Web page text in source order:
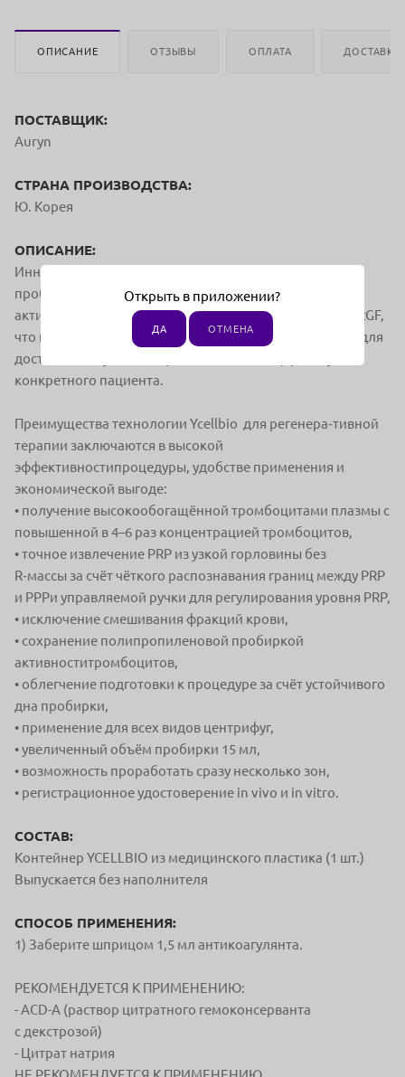
ОПИСАНИЕ ОТЗЫВЫ ОПЛАТА ДОСТАВКА
ПОСТАВЩИК:
Auryn
СТРАНА ПРОИЗВОДСТВА:
Ю. Корея
ОПИСАНИЕ:
Инновационная методика Ycellbio позволяет в одной
пробирке получить сразу несколько
активных
компонентов: PPP, PRP, Buffy Coat, LPRP и PRGF,
что позволяет подобрать соотношение компонентов
для
достижения нужного терапевтического эффекта у
конкретного пациента.
Преимущества технологии Ycellbio для регенера‑тивной
терапии заключаются в высокой
эффективностипроцедуры, удобстве применения и
экономической выгоде:
• получение высокообогащённой тромбоцитами плазмы с
повышенной в 4–6 раз концентрацией тромбоцитов,
• точное извлечение PRP из узкой горловины без
R‑массы за счёт чёткого распознавания границ между PRP
и PPPи управляемой ручки для регулирования уровня PRP,
• исключение смешивания фракций крови,
• сохранение полипропиленовой пробиркой
активноститромбоцитов,
• облегчение подготовки к процедуре за счёт устойчивого
дна пробирки,
• применение для всех видов центрифуг,
• увеличенный объём пробирки 15 мл,
• возможность проработать сразу несколько зон,
• регистрационное удостоверение in vivo и in vitro.
СОСТАВ:
Контейнер YCELLBIO из медицинского пластика (1 шт.)
Выпускается без наполнителя
СПОСОБ ПРИМЕНЕНИЯ:
1) Заберите шприцом 1,5 мл антикоагулянта.
РЕКОМЕНДУЕТСЯ К ПРИМЕНЕНИЮ:
- ACD-A (раствор цитратного гемоконсерванта
с декстрозой)
- Цитрат натрия
Открыть в приложении?
ДА ОТМЕНА